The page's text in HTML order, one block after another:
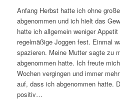
Anfang Herbst hatte ich ohne
abgenommen und ich hielt das
hatte ich allgemein weniger
regelmäßige Joggen fest. Einmal
spazieren. Meine Mutter sagte zu
abgenommen hatte. Ich freute
Wochen vergingen und immer
auf, dass ich abgenommen hatte.
positiv…